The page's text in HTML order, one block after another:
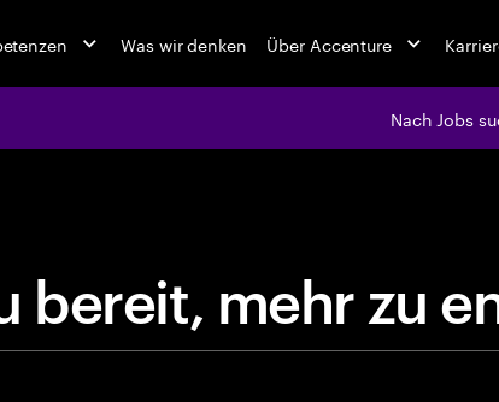
Was wir denken Über Accenture
Nach Jobs
t duber eit,m eh rz